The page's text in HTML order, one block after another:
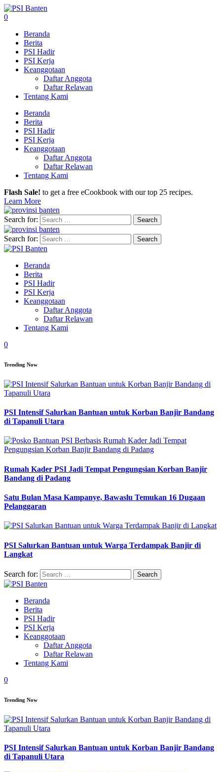
0
Beranda
Berita
PSI Hadir
PSI Kerja
Keanggotaan
Daftar Anggota
Daftar Relawan
Tentang Kami
Beranda
Berita
PSI Hadir
PSI Kerja
Keanggotaan
Daftar Anggota
Daftar Relawan
Tentang Kami
Flash Sale! to get a free eCookbook with our top 25 recipes.
Learn More
Search for:
Search for:
Beranda
Berita
PSI Hadir
PSI Kerja
Keanggotaan
Daftar Anggota
Daftar Relawan
Tentang Kami
0
Trending Now
PSI Intensif Salurkan Bantuan untuk Korban Banjir Bandang
di Tapanuli Utara
Rumah Kader PSI Jadi Tempat Pengungsian Korban Banjir
Bandang di Padang
Satu Bulan Masa Kampanye, Bawaslu Temukan 16 Dugaan
Pelanggaran
PSI Salurkan Bantuan untuk Warga Terdampak Banjir di
Langkat
Search for:
Beranda
Berita
PSI Hadir
PSI Kerja
Keanggotaan
Daftar Anggota
Daftar Relawan
Tentang Kami
0
Trending Now
PSI Intensif Salurkan Bantuan untuk Korban Banjir Bandang
di Tapanuli Utara